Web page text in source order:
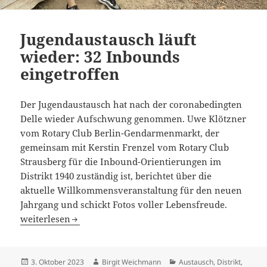
Jugendaustausch läuft
wieder: 32 Inbounds
eingetroffen
Der Jugendaustausch hat nach der coronabedingten
Delle wieder Aufschwung genommen. Uwe Klötzner
vom Rotary Club Berlin-Gendarmenmarkt, der
gemeinsam mit Kerstin Frenzel vom Rotary Club
Strausberg für die Inbound-Orientierungen im
Distrikt 1940 zuständig ist, berichtet über die
aktuelle Willkommensveranstaltung für den neuen
Jahrgang und schickt Fotos voller Lebensfreude.
Jugendaustausch läuft wieder: 32 Inbounds eingetroffen
weiterlesen
Veröffentlicht
3. Oktober 2023 Autor
Birgit Weichmann Kategorien
Austausch, Distrikt,